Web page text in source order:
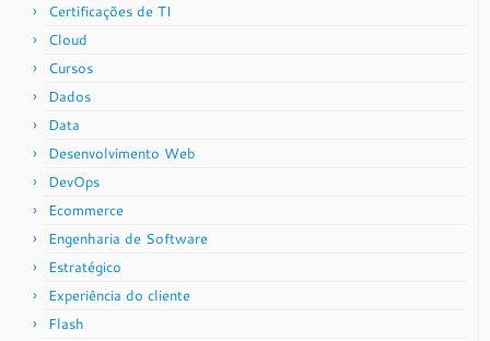
Certificações de TI
Cloud
Cursos
Dados
Data
Desenvolvimento Web
DevOps
Ecommerce
Engenharia de Software
Estratégico
Experiência do cliente
Flash